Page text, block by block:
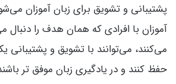
پشتیبانی و تشویق برای زبان آموزان
آموزان با افرادی که همان هدف را دنبال
می‌کنند، می‌توانند با تشویق و پشتیبانی
حفظ کنند و در یادگیری زبان موفق تر